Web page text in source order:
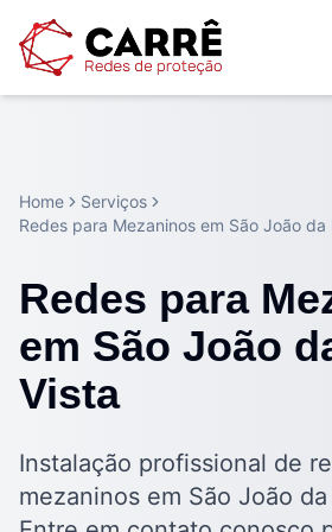
Home
Serviços
Redes para Mezaninos em São João da
Redes para
em São João
Vista
Instalação profissional de
mezaninos em São João